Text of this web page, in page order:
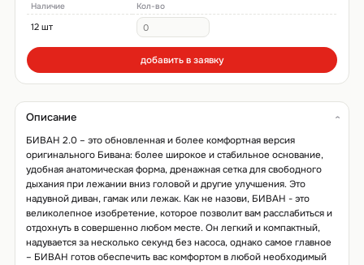
Наличие Кол-во
12 шт
добавить в заявку
Описание
БИВАН 2.0 – это обновленная и более комфортная версия
оригинального Бивана: более широкое и стабильное основание,
удобная анатомическая форма, дренажная сетка для свободного
дыхания при лежании вниз головой и другие улучшения. Это
надувной диван, гамак или лежак. Как не назови, БИВАН - это
великолепное изобретение, которое позволит вам расслабиться и
отдохнуть в совершенно любом месте. Он легкий и компактный,
надувается за несколько секунд без насоса, однако самое главное
– БИВАН готов обеспечить вас комфортом в любой необходимый